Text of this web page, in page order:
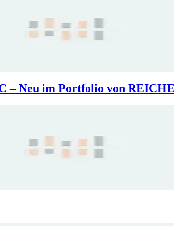
– Neu im Portfolio von